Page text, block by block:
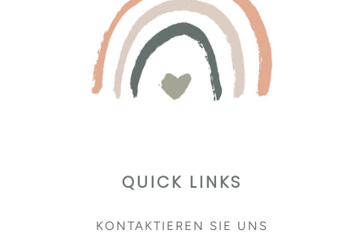
QUICK LINKS
KONTAKTIEREN SIE UNS